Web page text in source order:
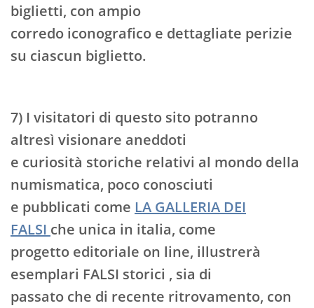
biglietti, con ampio
corredo iconografico e dettagliate perizie
su ciascun biglietto.
7) I visitatori di questo sito potranno
altresì visionare aneddoti
e curiosità storiche relativi al mondo della
numismatica, poco conosciuti
e pubblicati come LA GALLERIA DEI
FALSI che unica in italia, come
progetto editoriale on line, illustrerà
esemplari FALSI storici , sia di
passato che di recente ritrovamento, con